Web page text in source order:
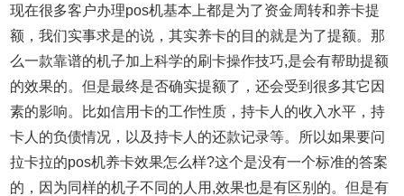
现在很多客户办理pos机基本上都是为了资金周转和养卡提
额，我们实事求是的说，其实养卡的目的就是为了提额。那
么一款靠谱的机子加上科学的刷卡操作技巧,是会有帮助提额
的效果的。但是最终是否确实提额了，还会受到很多其它因
素的影响。比如信用卡的工作性质，持卡人的收入水平，持
卡人的负债情况，以及持卡人的还款记录等。所以如果要问
拉卡拉的pos机养卡效果怎么样?这个是没有一个标准的答案
的，因为同样的机子不同的人用,效果也是有区别的。但是有